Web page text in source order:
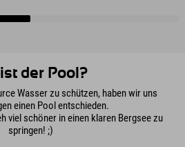
der Pool?
Wasser zu schützen, haben wir uns
einen Pool entschieden.
viel schöner in einen klaren Bergsee zu
springen! ;)